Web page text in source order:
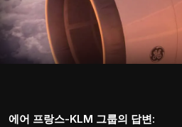
에어 프랑스-KLM 그룹의 답변: